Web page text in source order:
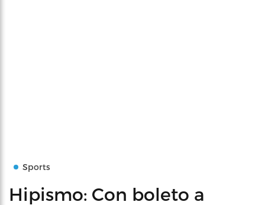
Sports
Hipismo: Con boleto a